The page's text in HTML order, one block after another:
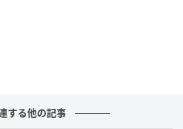
する他の記事